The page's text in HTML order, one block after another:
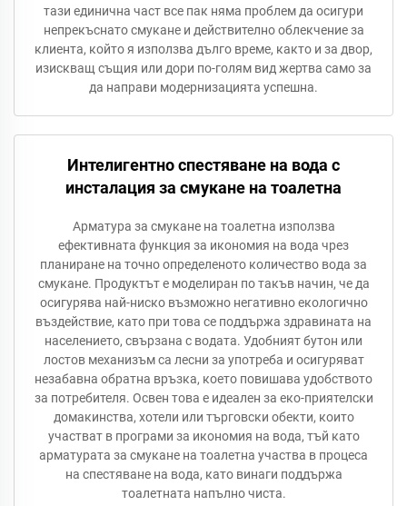
тази единична част все пак няма проблем да осигури
непрекъснато смукане и действително облекчение за
клиента, който я използва дълго време, както и за двор,
изискващ същия или дори по-голям вид жертва само за
да направи модернизацията успешна.
Интелигентно спестяване на вода с
инсталация за смукане на тоалетна
Арматура за смукане на тоалетна използва
ефективната функция за икономия на вода чрез
планиране на точно определеното количество вода за
смукане. Продуктът е моделиран по такъв начин, че да
осигурява най-ниско възможно негативно екологично
въздействие, като при това се поддържа здравината на
населението, свързана с водата. Удобният бутон или
лостов механизъм са лесни за употреба и осигуряват
незабавна обратна връзка, което повишава удобството
за потребителя. Освен това е идеален за еко-приятелски
домакинства, хотели или търговски обекти, които
участват в програми за икономия на вода, тъй като
арматурата за смукане на тоалетна участва в процеса
на спестяване на вода, като винаги поддържа
тоалетната напълно чиста.